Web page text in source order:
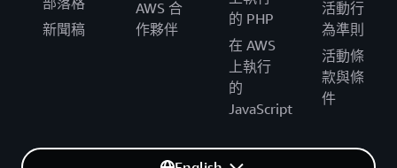
新聞稿
AWS 合
作夥伴
的 PHP
在 AWS
上執行
的
JavaScript
活動行
為準則
活動條
款與條
件